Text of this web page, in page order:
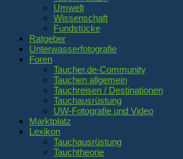
Umwelt
Wissenschaft
Fundstücke
Ratgeber
Unterwasserfotografie
Foren
Taucher.de-Community
Tauchen allgemein
Tauchreisen / Destinationen
Tauchausrüstung
UW-Fotografie und Video
Marktplatz
Lexikon
Tauchausrüstung
Tauchtheorie